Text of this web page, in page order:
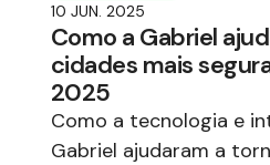
10 JUN. 2025
Como a Gabriel
cidades mais
2025
Como a tecnologia e
Gabriel ajudaram a